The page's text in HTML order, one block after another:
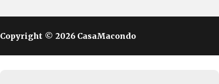
Copyright © 2026 CasaMacondo